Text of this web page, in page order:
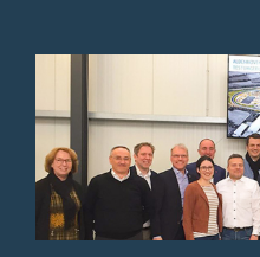
Bild